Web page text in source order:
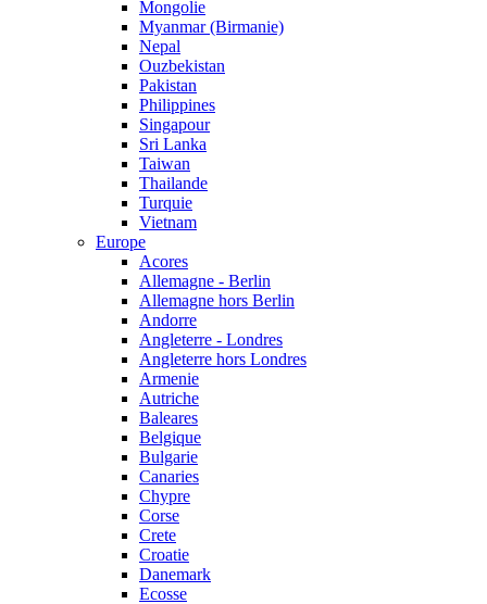
Mongolie
Myanmar (Birmanie)
Nepal
Ouzbekistan
Pakistan
Philippines
Singapour
Sri Lanka
Taiwan
Thailande
Turquie
Vietnam
Europe
Acores
Allemagne - Berlin
Allemagne hors Berlin
Andorre
Angleterre - Londres
Angleterre hors Londres
Armenie
Autriche
Baleares
Belgique
Bulgarie
Canaries
Chypre
Corse
Crete
Croatie
Danemark
Ecosse